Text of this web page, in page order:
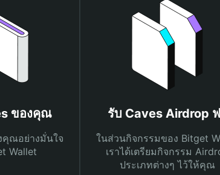
ของคุณ
คุณอย่างมั่นใจ
Wallet
รับ Caves Airdrop
ในส่วนกิจกรรมของ Bitget
เราได้เตรียมกิจกรรม
ประเภทต่างๆ ไว้ให้คุณ